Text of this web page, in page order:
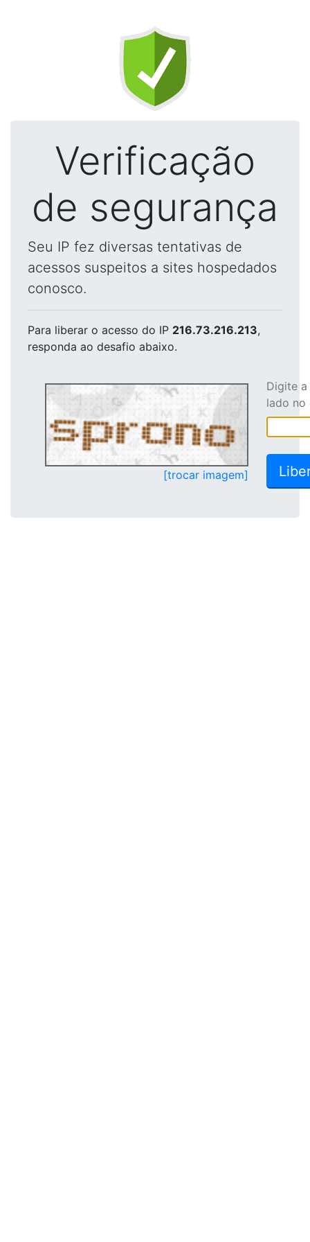
Verificação
de segurança
Seu IP fez diversas tentativas de
acessos suspeitos a sites hospedados
conosco.
Para liberar o acesso do IP 216.73.216.213,
responda ao desafio abaixo.
[trocar imagem]
Digite
lado no